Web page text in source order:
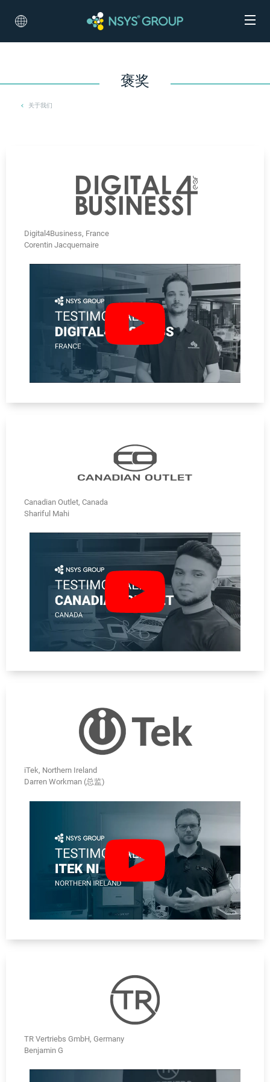
褒奖
关于我们
Digital4Business, France
Corentin Jacquemaire
Canadian Outlet, Canada
Shariful Mahi
iTek, Northern Ireland
Darren Workman (总监)
TR Vertriebs GmbH, Germany
Benjamin G